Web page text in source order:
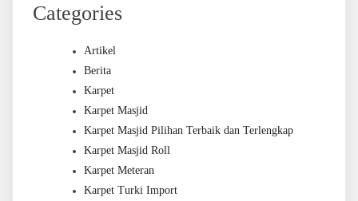
Categories
Artikel
Berita
Karpet
Karpet Masjid
Karpet Masjid Pilihan Terbaik dan Terlengkap
Karpet Masjid Roll
Karpet Meteran
Karpet Turki Import